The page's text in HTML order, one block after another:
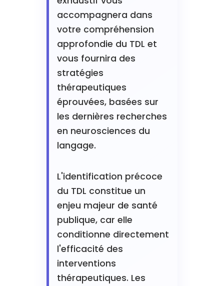
accompagnera dans
votre compréhension
approfondie du TDL et
vous fournira des
stratégies
thérapeutiques
éprouvées, basées sur
les dernières recherches
en neurosciences du
langage.
L'identification précoce
du TDL constitue un
enjeu majeur de santé
publique, car elle
conditionne directement
l'efficacité des
interventions
thérapeutiques. Les